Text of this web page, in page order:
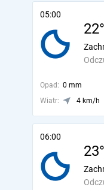
05:00
Opad: 0 mm
Wiatr:
4 km/h
06:00